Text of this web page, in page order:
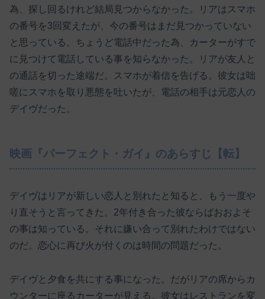
為、探し回るけれど結局見つからなかった。リアはスマホ
の番号を3回変えたが、今の番号はまだ見つかっていない
と思っている。ちょうど電話中だった為、カーターがすで
に見つけて電話している事を知らなかった。リアが友人と
の通話を切った途端だ。スマホが着信を告げる。彼女は咄
嗟にスマホを取り悪態を吐いたが、電話の相手は元恋人の
デイヴだった。
映画『パーフェクト・ガイ』のあらすじ【転】
デイヴはリアが新しい恋人と別れたと知ると、もう一度や
り直そうと言ってきた。2年付き合った彼ならばおおよそ
の事は知っている。それに嫌い合って別れたわけではない
のだ。恋心に再び火が付くのは時間の問題だった。
デイヴと夕食を共にする事になった。だがリアの席からカ
ウンターに座るカーターが見える。彼女はレストランを変